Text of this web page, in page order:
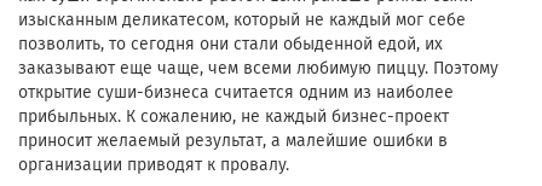
изысканным деликатесом, который не каждый мог себе
позволить, то сегодня они стали обыденной едой, их
заказывают еще чаще, чем всеми любимую пиццу. Поэтому
открытие суши-бизнеса считается одним из наиболее
прибыльных. К сожалению, не каждый бизнес-проект
приносит желаемый результат, а малейшие ошибки в
организации приводят к провалу.